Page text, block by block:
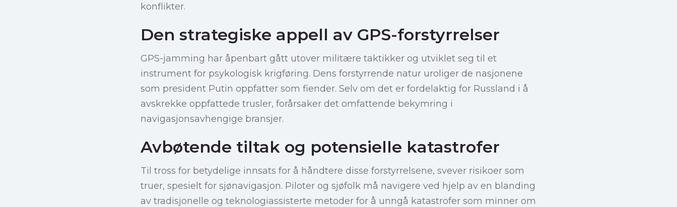
konflikter.
Den strategiske appell av GPS-forstyrrelser
GPS-jamming har åpenbart gått utover militære taktikker og utviklet seg til et
instrument for psykologisk krigføring. Dens forstyrrende natur uroliger de nasjonene
som president Putin oppfatter som fiender. Selv om det er fordelaktig for Russland i å
avskrekke oppfattede trusler, forårsaker det omfattende bekymring i
navigasjonsavhengige bransjer.
Avbøtende tiltak og potensielle katastrofer
Til tross for betydelige innsats for å håndtere disse forstyrrelsene, svever risikoer som
truer, spesielt for sjønavigasjon. Piloter og sjøfolk må navigere ved hjelp av en blanding
av tradisjonelle og teknologiassisterte metoder for å unngå katastrofer som minner om